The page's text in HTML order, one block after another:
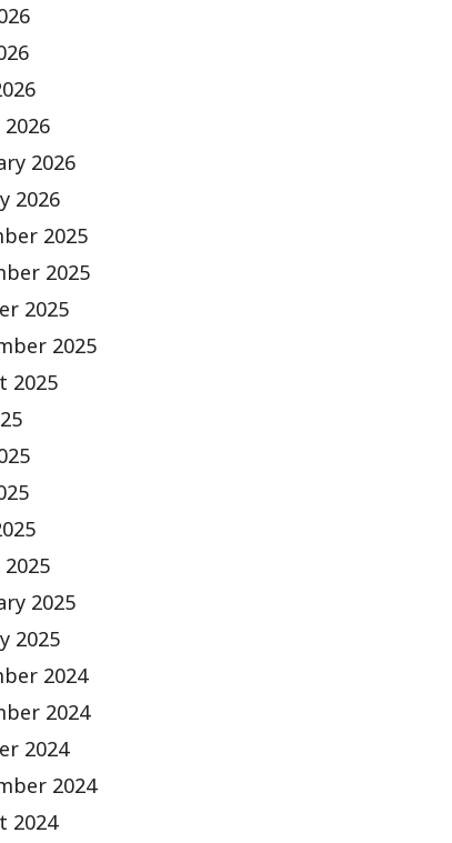
2026
2026
2025
2025
2025
2025
2025
2025
2025
2024
2024
2024
2024
2024